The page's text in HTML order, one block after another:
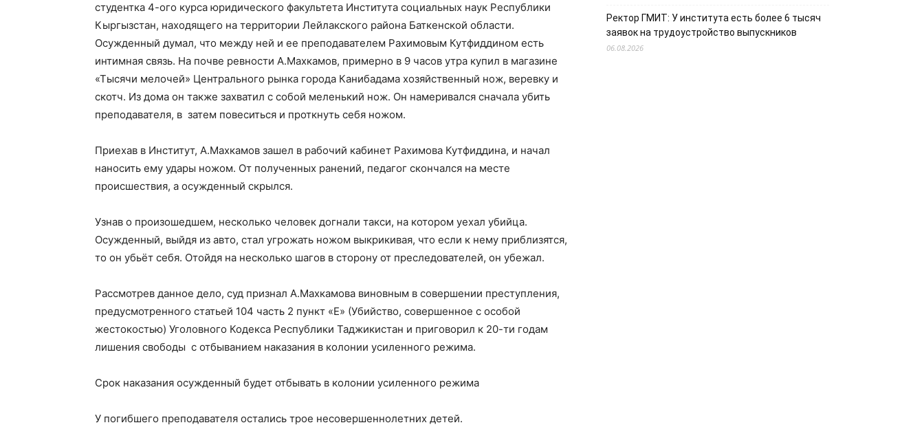
студентка 4-ого курса юридического факультета Института социальных наук Республики
Кыргызстан, находящего на территории Лейлакского района Баткенской области.
Осужденный думал, что между ней и ее преподавателем Рахимовым Кутфиддином есть
интимная связь. На почве ревности А.Махкамов, примерно в 9 часов утра купил в магазине
«Тысячи мелочей» Центрального рынка города Канибадама хозяйственный нож, веревку и
скотч. Из дома он также захватил с собой меленький нож. Он намеривался сначала убить
преподавателя, в затем повеситься и проткнуть себя ножом.
Приехав в Институт, А.Махкамов зашел в рабочий кабинет Рахимова Кутфиддина, и начал
наносить ему удары ножом. От полученных ранений, педагог скончался на месте
происшествия, а осужденный скрылся.
Узнав о произошедшем, несколько человек догнали такси, на котором уехал убийца.
Осужденный, выйдя из авто, стал угрожать ножом выкрикивая, что если к нему приблизятся,
то он убьёт себя. Отойдя на несколько шагов в сторону от преследователей, он убежал.
Рассмотрев данное дело, суд признал А.Махкамова виновным в совершении преступления,
предусмотренного статьей 104 часть 2 пункт «Е» (Убийство, совершенное с особой
жестокостью) Уголовного Кодекса Республики Таджикистан и приговорил к 20-ти годам
лишения свободы с отбыванием наказания в колонии усиленного режима.
Срок наказания осужденный будет отбывать в колонии усиленного режима
У погибшего преподавателя остались трое несовершеннолетних детей.
Ректор ГМИТ: У института есть более 6 тысяч
заявок на трудоустройство выпускников
06.08.2026